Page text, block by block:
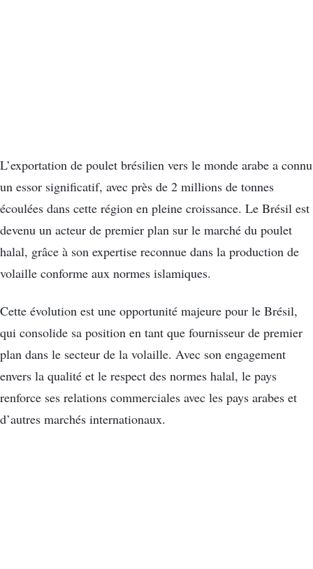
L’exportation de poulet brésilien vers le monde arabe a connu
un essor significatif, avec près de 2 millions de tonnes
écoulées dans cette région en pleine croissance. Le Brésil est
devenu un acteur de premier plan sur le marché du poulet
halal, grâce à son expertise reconnue dans la production de
volaille conforme aux normes islamiques.
Cette évolution est une opportunité majeure pour le Brésil,
qui consolide sa position en tant que fournisseur de premier
plan dans le secteur de la volaille. Avec son engagement
envers la qualité et le respect des normes halal, le pays
renforce ses relations commerciales avec les pays arabes et
d’autres marchés internationaux.